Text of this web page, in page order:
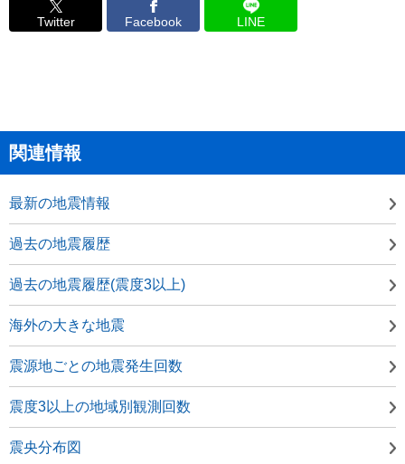
Twitter Facebook LINE
関連情報
最新の地震情報
過去の地震履歴
過去の地震履歴(震度3以上)
海外の大きな地震
震源地ごとの地震発生回数
震度3以上の地域別観測回数
震央分布図